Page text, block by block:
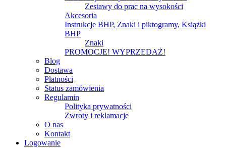
Zestawy do prac na wysokości
Akcesoria
Instrukcje BHP, Znaki i piktogramy, Książki
BHP
Znaki
PROMOCJE! WYPRZEDAŻ!
Blog
Dostawa
Płatności
Status zamówienia
Regulamin
Polityka prywatności
Zwroty i reklamacje
O nas
Kontakt
Logowanie